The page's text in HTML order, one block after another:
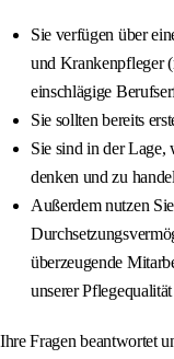
Sie verfügen über
und Krankenpfleger
einschlägige
Sie sollten bereits
Sie sind in der Lage,
denken und zu
Außerdem nutzen
überzeugende
unserer
Ihre Fragen beantwortet